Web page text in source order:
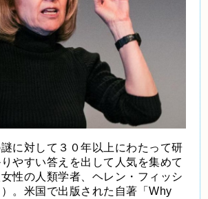
に対して３０年以上にわたって研
やすい答えを出して人気を集めて
性の人類学者、ヘレン・フィッシ
。米国で出版された自著「Why